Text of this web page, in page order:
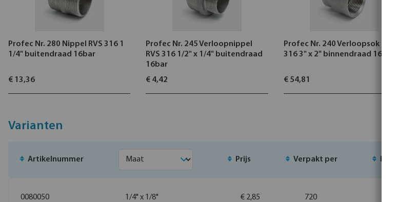
Profec Nr. 280 Nippel RVS 316 1
1/4" buitendraad 16bar
€ 13,36
Profec Nr. 245 Verloopnippel
RVS 316 1/2" x 1/4" buitendraad
16bar
€ 4,42
Profec Nr. 240 Verloopsok RVS
316 3" x 2" binnendraad 16bar
€ 54,81
Varianten
Artikelnummer Prijs Verpakt per
0080050 1/4" x 1/8" € 2,85 720